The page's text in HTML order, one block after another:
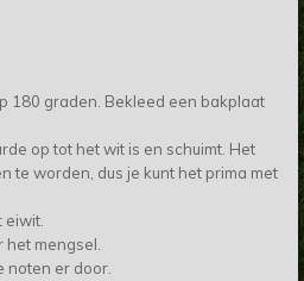
180 graden. Bekleed een bakplaat
op tot het wit is en schuimt. Het
te worden, dus je kunt het prima met
eiwit.
het mengsel.
noten er door.